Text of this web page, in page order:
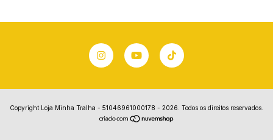
Copyright Loja Minha Tralha - 51046961000178 - 2026. Todos os direitos reservados.